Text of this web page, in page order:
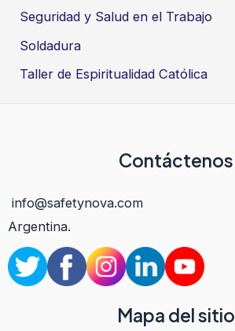
Seguridad y Salud en el Trabajo
Soldadura
Taller de Espiritualidad Católica
Contáctenos
info@safetynova.com
Argentina.
Mapa del sitio